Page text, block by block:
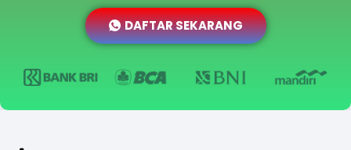
DAFTAR SEKARANG